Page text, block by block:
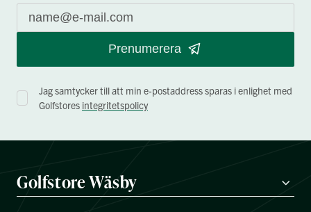
Prenumerera
Jag samtycker till att min e-postaddress sparas i enlighet med
Golfstores integritetspolicy
Golfstore Wäsby